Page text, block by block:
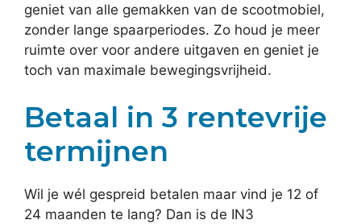
geniet van alle gemakken van de scootmobiel,
zonder lange spaarperiodes. Zo houd je meer
ruimte over voor andere uitgaven en geniet je
toch van maximale bewegingsvrijheid.
Betaal in 3 rentevrije
termijnen
Wil je wél gespreid betalen maar vind je 12 of
24 maanden te lang? Dan is de IN3